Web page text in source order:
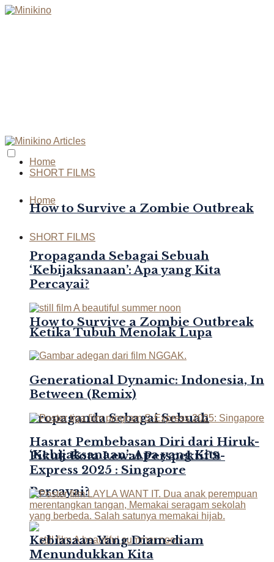
Home
SHORT FILMS
How to Survive a Zombie Outbreak
Propaganda Sebagai Sebuah
‘Kebijaksanaan’: Apa yang Kita
Percayai?
Home
SHORT FILMS
How to Survive a Zombie Outbreak
Propaganda Sebagai Sebuah
‘Kebijaksanaan’: Apa yang Kita
Percayai?
Ketika Tubuh Menolak Lupa
Generational Dynamic: Indonesia, In
Between (Remix)
Hasrat Pembebasan Diri dari Hiruk-
Pikuk Kota Lewat Perspektif S-
Express 2025 : Singapore
Kebiasaan Yang Diam-diam
Menundukkan Kita